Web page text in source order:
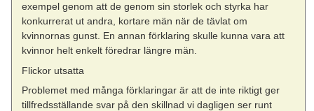
exempel genom att de genom sin storlek och styrka har
konkurrerat ut andra, kortare män när de tävlat om
kvinnornas gunst. En annan förklaring skulle kunna vara att
kvinnor helt enkelt föredrar längre män.
Flickor utsatta
Problemet med många förklaringar är att de inte riktigt ger
tillfredsställande svar på den skillnad vi dagligen ser runt